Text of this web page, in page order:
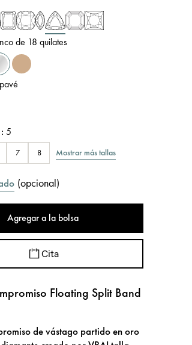
de 18 quilates
:5
7 8 Mostrar más tallas
(opcional)
Agregar a la bolsa
Cita
Floating Split Band
de vástago partido en oro